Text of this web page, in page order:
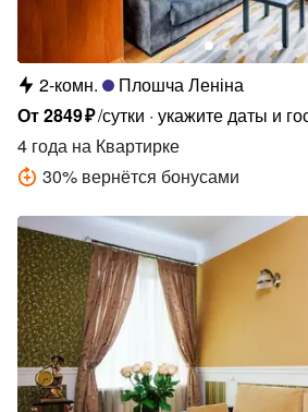
2-комн.
Плошча Леніна
От2849₽/сутки укажите даты и
4 года на Квартирке
30% вернётся бонусами